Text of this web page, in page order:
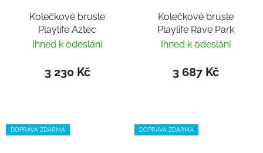
Kolečkové brusle
Playlife Aztec
Ihned k odeslání
3 230 Kč
Kolečkové brusle
Playlife Rave Park
Ihned k odeslání
3 687 Kč
DOPRAVA ZDARMA DOPRAVA ZDARMA